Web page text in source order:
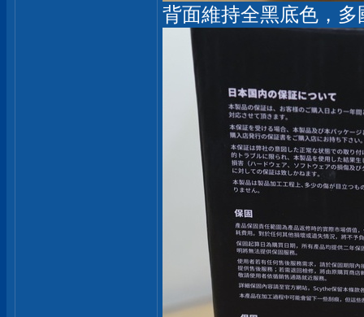
背面維持全黑底色，